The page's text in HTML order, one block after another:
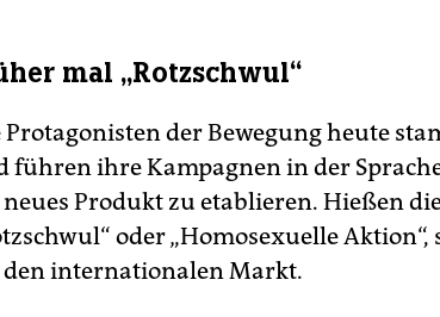
mal „Rotzschwul“
Protagonisten der Bewegung heute
führen ihre Kampagnen in der
Produkt zu etablieren. Hießen
oder „Homosexuelle
internationalen Markt.